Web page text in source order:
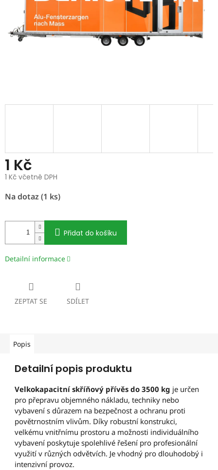
1 Kč
1 Kč včetně DPH
cena:
Na dotaz(1 ks)
Přidat do košíku
Detailní informace
ZEPTAT SE SDÍLET
Popis
Detailní popis produktu
Velkokapacitní skříňový přívěs do 3500 kg je určen
pro přepravu objemného nákladu, techniky nebo
vybavení s důrazem na bezpečnost a ochranu proti
povětrnostním vlivům. Díky robustní konstrukci,
velkému vnitřnímu prostoru a možnosti individuálního
vybavení poskytuje spolehlivé řešení pro profesionální
využití v různých odvětvích. Je vhodný pro dlouhodobý i
intenzivní provoz.